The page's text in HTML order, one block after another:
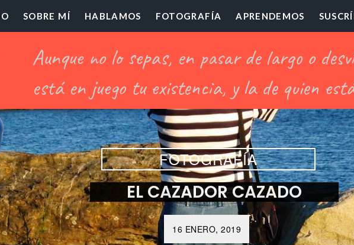
El
Profesor
Chillón
SOBRE MÍ HABLAMOS FOTOGRAFÍA APRENDEMOS
FOTOGRAFÍA
EL CAZADOR CAZADO
16 ENERO, 2019